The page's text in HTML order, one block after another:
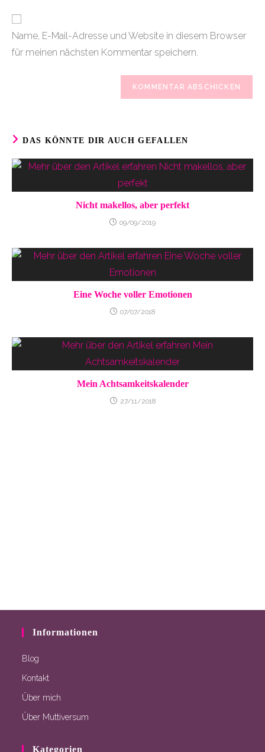
ein
Kommentieren
ein
URL
ein
(optional)
Name, E-Mail-Adresse und Website in diesem Browser
für meinen nächsten Kommentar speichern.
DAS KÖNNTE DIR AUCH GEFALLEN
Nicht makellos, aber perfekt
09/09/2019
Eine Woche voller Emotionen
07/07/2018
Mein Achtsamkeitskalender
27/11/2018
Informationen
Blog
Kontakt
Über mich
Über Muttiversum
Kategorien